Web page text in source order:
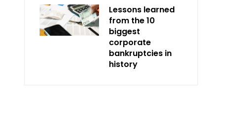
Lessons learned
from the 10
biggest
corporate
bankruptcies in
history